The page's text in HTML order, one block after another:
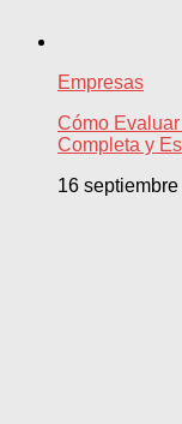
Empresas
Cómo
Completa y
16